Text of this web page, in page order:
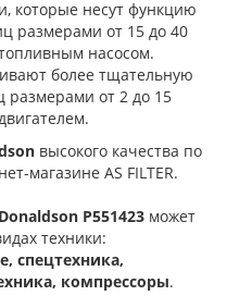
которые несут функцию
размерами от 15 до 40
насосом.
более тщательную
размерами от 2 до 15
высокого качества по
магазине AS FILTER.
P551423 может
техники:
спецтехника,
компрессоры.